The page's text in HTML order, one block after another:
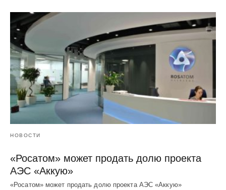
НОВОСТИ
«Росатом» может продать долю проекта
АЭС «Аккую»
«Росатом» может продать долю проекта АЭС «Аккую»